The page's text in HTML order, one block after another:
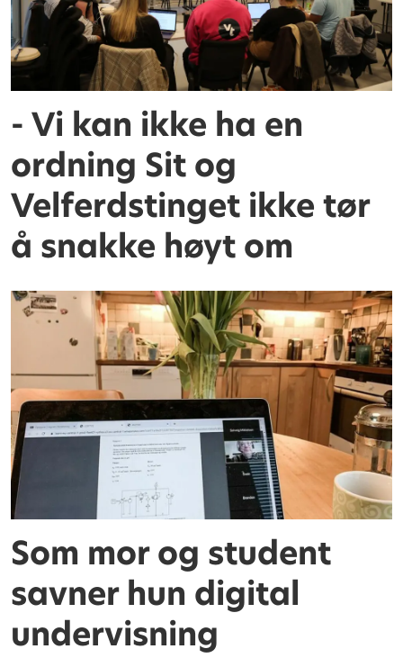
- Vi kan ikke ha en
ordning Sit og
Velferdstinget ikke tør
å snakke høyt om
Som mor og student
savner hun digital
undervisning